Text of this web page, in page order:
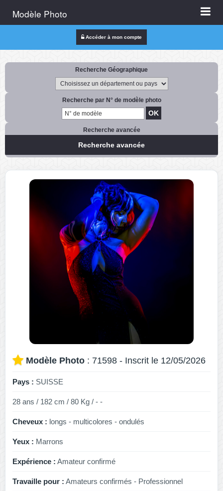
Modèle Photo
Accéder à mon compte
Recherche Géographique
Recherche par N° de modèle photo
Recherche avancée
Recherche avancée
Modèle Photo : 71598 - Inscrit le 12/05/2026
Pays : SUISSE
28 ans / 182 cm / 80 Kg / - -
Cheveux : longs - multicolores - ondulés
Yeux : Marrons
Expérience : Amateur confirmé
Travaille pour : Amateurs confirmés - Professionnel